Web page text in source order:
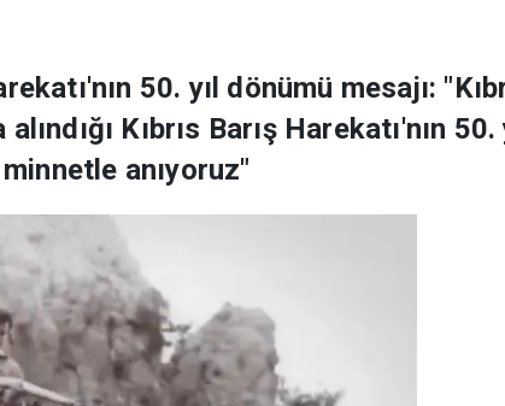
50. yıl dönümü mesajı:
Kıbrıs Barış Harekatı'nın
anıyoruz"